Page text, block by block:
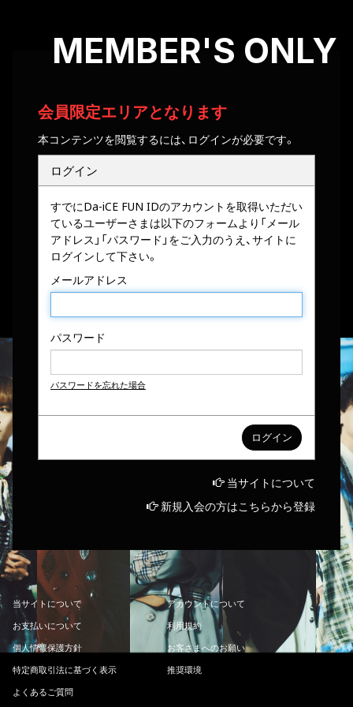
MEMBER'S ONLY
会員限定エリアとなります
本コンテンツを閲覧するには、ログインが必要です。
ログイン
すでにDa-iCE FUN IDのアカウントを取得いただい
ているユーザーさまは以下のフォームより「メール
アドレス」「パスワード」をご入力のうえ、サイトに
ログインして下さい。
メールアドレス
パスワード
パスワードを忘れた場合
当サイトについて
新規入会の方はこちらから登録
当サイ ト について アカウントについて
お支払いについて 利用規約
個人情報保護方針 お客さまへのお願い
特定商取引法に基づく 表示 推奨環境
よ く あるご質問